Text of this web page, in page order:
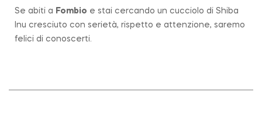
Se abiti a Fombio e stai cercando un cucciolo di Shiba
Inu cresciuto con serietà, rispetto e attenzione, saremo
felici di conoscerti.